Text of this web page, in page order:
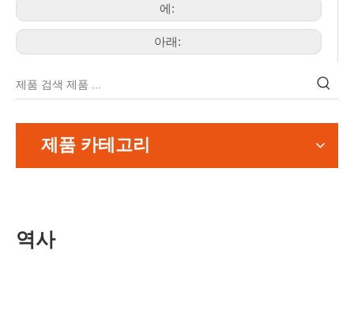
에:
아래:
제품 카테고리
역사